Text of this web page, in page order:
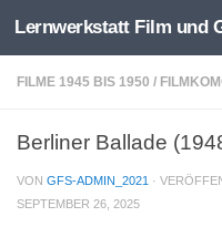
Zum Inhalt springen
Lernwerkstatt Film und
FILME 1945 BIS 1950 /
Berliner Ballade
VON GFS-ADMIN_2021 ·
SEPTEMBER 26, 2025